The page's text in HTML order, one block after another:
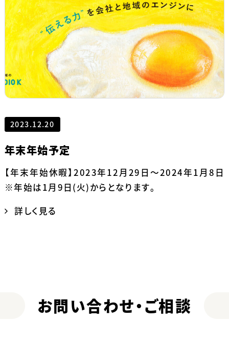
2023.12.20
年末年始予定
【年末年始休暇】2023年12月29日～2024年1月8日
※年始は1月9日(火)からとなります。
詳しく見る
お問い合わせ・ご相談